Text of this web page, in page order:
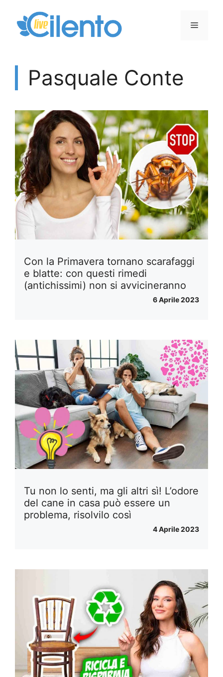
contenuto
Menu
Pasquale Conte
Con la Primavera tornano scarafaggi
e blatte: con questi rimedi
(antichissimi) non si avvicineranno
6 Aprile 2023
Tu non lo senti, ma gli altri sì! L’odore
del cane in casa può essere un
problema, risolvilo così
4 Aprile 2023